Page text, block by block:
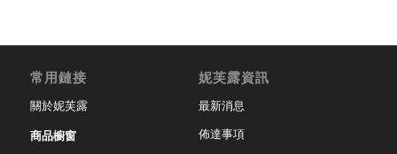
常用鏈接
關於妮芙露
商品櫥窗
妮芙露資訊
最新消息
佈達事項